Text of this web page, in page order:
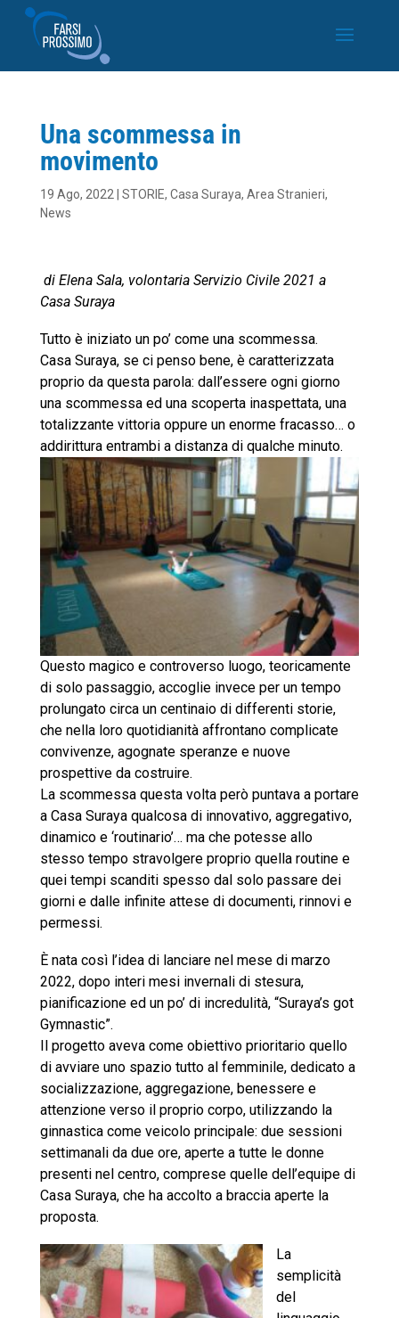
Una scommessa in
movimento
19 Ago, 2022 STORIE, Casa Suraya, Area Stranieri,
News
di Elena Sala, volontaria Servizio Civile 2021 a
Casa Suraya
Tutto è iniziato un po’ come una scommessa.
Casa Suraya, se ci penso bene, è caratterizzata
proprio da questa parola: dall’essere ogni giorno
una scommessa ed una scoperta inaspettata, una
totalizzante vittoria oppure un enorme fracasso… o
addirittura entrambi a distanza di qualche minuto.
Questo magico e controverso luogo, teoricamente
di solo passaggio, accoglie invece per un tempo
prolungato circa un centinaio di differenti storie,
che nella loro quotidianità affrontano complicate
convivenze, agognate speranze e nuove
prospettive da costruire.
La scommessa questa volta però puntava a portare
a Casa Suraya qualcosa di innovativo, aggregativo,
dinamico e ‘routinario’… ma che potesse allo
stesso tempo stravolgere proprio quella routine e
quei tempi scanditi spesso dal solo passare dei
giorni e dalle infinite attese di documenti, rinnovi e
permessi.
È nata così l’idea di lanciare nel mese di marzo
2022, dopo interi mesi invernali di stesura,
pianificazione ed un po’ di incredulità, “Suraya’s got
Gymnastic”.
Il progetto aveva come obiettivo prioritario quello
di avviare uno spazio tutto al femminile, dedicato a
socializzazione, aggregazione, benessere e
attenzione verso il proprio corpo, utilizzando la
ginnastica come veicolo principale: due sessioni
settimanali da due ore, aperte a tutte le donne
presenti nel centro, comprese quelle dell’equipe di
Casa Suraya, che ha accolto a braccia aperte la
proposta.
La
semplicità
del